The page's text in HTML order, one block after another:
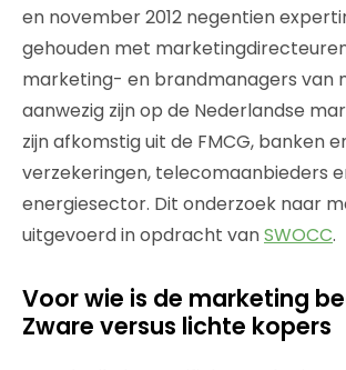
en november 2012 negentien
gehouden met
marketing- en brandmanagers van
aanwezig zijn op de Nederlandse
zijn afkomstig uit de FMCG, banken
verzekeringen, telecomaanbieders
energiesector. Dit onderzoek naar
uitgevoerd in opdracht vanSWOCC.
Voor wie is de marketing
Zware versus lichte kopers